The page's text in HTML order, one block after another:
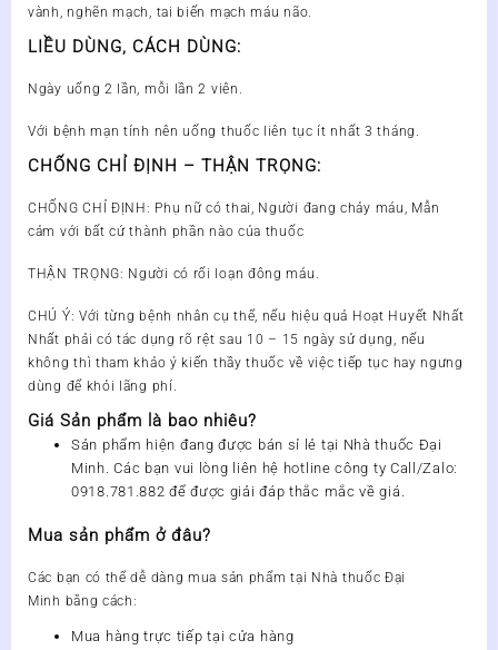
vành, nghẽn mạch, tai biến mạch máu não.
LIỀU DÙNG, CÁCH DÙNG:
Ngày uống 2 lần, mỗi lần 2 viên.
Với bệnh mạn tính nên uống thuốc liên tục ít nhất 3 tháng.
CHỐNG CHỈ ĐỊNH – THẬN TRỌNG:
CHỐNG CHỈ ĐỊNH: Phụ nữ có thai, Người đang chảy máu, Mẫn
cảm với bất cứ thành phần nào của thuốc
THẬN TRỌNG: Người có rối loạn đông máu.
CHÚ Ý: Với từng bệnh nhân cụ thể, nếu hiệu quả Hoạt Huyết Nhất
Nhất phải có tác dụng rõ rệt sau 10 – 15 ngày sử dụng, nếu
không thì tham khảo ý kiến thầy thuốc về việc tiếp tục hay ngưng
dùng để khỏi lãng phí.
Giá Sản phẩm là bao nhiêu?
Sản phẩm hiện đang được bán sỉ lẻ tại Nhà thuốc Đại
Minh . Các bạn vui lòng liên hệ hotline công ty Call/Zalo:
0918.781.882để được giải đáp thắc mắc về giá.
Mua sản phẩm ở đâu?
Các bạn có thể dễ dàng mua sản phẩm tại Nhà thuốc Đại
Minh bằng cách:
Mua hàng trực tiếp tại cửa hàng